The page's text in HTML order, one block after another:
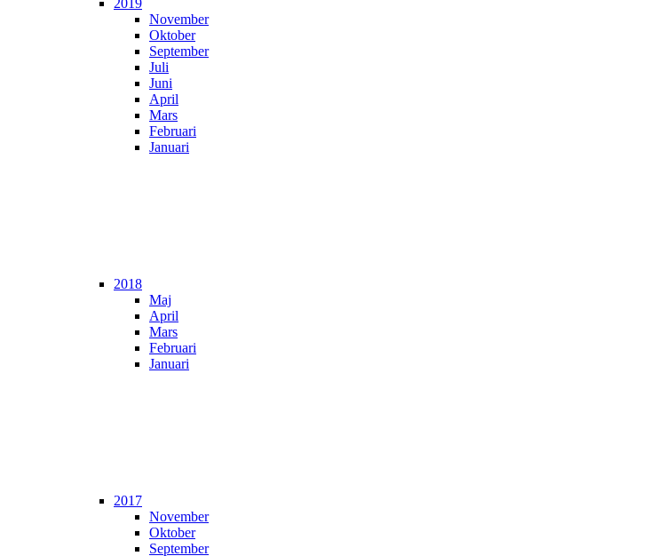
2019
November
Oktober
September
Juli
Juni
April
Mars
Februari
Januari
2018
Maj
April
Mars
Februari
Januari
2017
November
Oktober
September